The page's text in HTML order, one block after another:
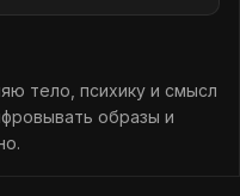
тело, психику и смысл
образы и